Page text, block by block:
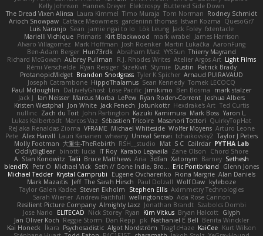
Kelly Johnson Hannes Dreyer Elektrospy Buttered Side Down
The Dread Vixen Alinsa Laura Kimmel Timo Muraja Tom Norman Rodney Schmidt
Arioch Snowpaw Catface Meowmers gardeninn thomas Istvan Kozma QuesoGr7
Luis Naranjo Sean jamie ngai to lo Lök Leung Jack Foley fxtentacle
Marielli Vichique Primaris Kirt Blackwood mark wrabel James Harrison
Alvaro Villagomez Mark Hoffman Josh Roenker Martin Lukačka AaronFung
Ben-Adam Berger Hun73rdk Abraham Mast YYSSun Thierry Mayrand
Richard McGowan Aubrey Pullman R.J. Rhodes Writes Atelier Argos Art Light Films
Rémi Verschelde Ryan Reisiger SizeKivit Stymie Dustin
Patrick Brady
ProtanopicMidget Brandon Snodgrass Tyler K Spicher Arnaud PUIRAVAUD
Joseph Catrambone HippoThalamus Sean Kennedy Tomek LECOCQ
Paul Mcloughlin
DaLivelyGhost Lose Pacific Jimikimo Ben Bosma
mark stalzer
Jack J
Ian Neisser Marcus Morba LePew Ryan Roden-Corrent Joshua Albers
Kristen Westphal
Jon White Jack Fenech Jotunkottr Hexdrake's Art Ted Curtis
nullinc Zach du Toit John Partington Kazuki Kamimura Mark Boss Yaron L.
Lukas Kalbertodt Marcos Vaz Sébastien Tricoire Masanori Tottori QuirkyTopHat
ReJ aka Renaldas Zioma VFRAME Michael Whiteside Wolfer Moyens Arturo Leone
Pete Alex Harvill Lauri Kananen wheany Unreal Sensei tchaikovsky2 Taylor J Peters
Molly Footman 大重生-TheRebirth RSH__studio Mat S C Cailrdar PYTHA Lab
OddlyBigBear binotti lucia IT Roy Karabo Legwaila Zane Olson
Chord Shore
A. Stan Konowitz Talii Bruce Matthews Aria 3dfan Xatonym Barney Sethesh
blendFX Petr O Michael Vick Seth // Gone Indie, Bro... Eric Pontbriand
Glenn Jones
Michael Tedder Krystal Camprubi Eugene Ovcharenko Fiona Margrie Alan Daniels
Mark Mazaitis Jeff The Sarah Hirsch Paul Dolzall Wolf Daw kyleboze
Taylor Galen Kadee Steven Ekholm Stephen Ellis Aximmetry Technologies
Sarah Wiener Andrew Faithfull wellingtoncrab Ada Rose Cannon
Resilient Picture Company Almighty Laxz Jonathan Brandt Szabolcs Dombi
Jose Nario
ELITECAD Nick Storey Ryan Kim Vitkus Bryan Halcott Glyph
Jan Oliver Koch Reggie Storm Dan Repp pk Nathaniel E Bell Benita Winckler
Kai Honeck Íkara Psychosadistic Algot Nordström Trag1cHaze KaiCee Kurt Wilson